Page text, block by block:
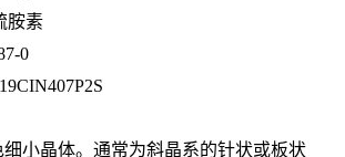
胺素
0
细小晶体。通常为斜晶系的针状或板状